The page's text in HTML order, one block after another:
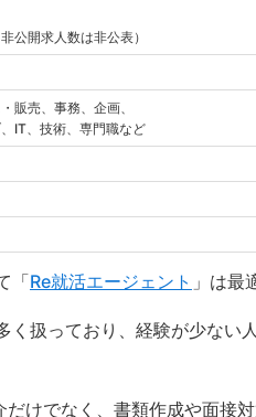
公開求人数は非公表）
販売、事務、企画、
IT、技術、専門職など
「Re就活エージェント 」は最
扱っており、経験が少ない
けでなく、書類作成や面接